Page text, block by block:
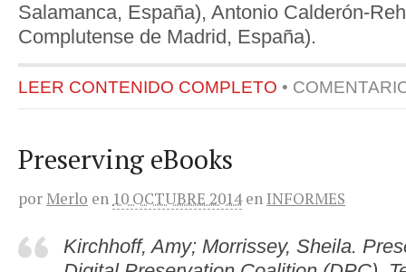
Salamanca, España), Antonio Calderón-
Complutense de Madrid, España).
LEER CONTENIDO COMPLETO •
Preserving eBooks
por Merlo en 10 OCTUBRE 2014 enINFORMES
Kirchhoff, Amy; Morrissey, Sheila.